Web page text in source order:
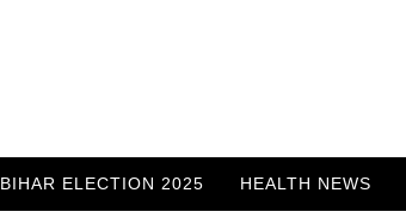
BIHAR ELECTION 2025 HEALTH NEWS